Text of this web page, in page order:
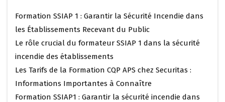
Formation SSIAP 1 : Garantir la Sécurité Incendie dans
les Établissements Recevant du Public
Le rôle crucial du formateur SSIAP 1 dans la sécurité
incendie des établissements
Les Tarifs de la Formation CQP APS chez Securitas :
Informations Importantes à Connaître
Formation SSIAP1 : Garantir la sécurité incendie dans